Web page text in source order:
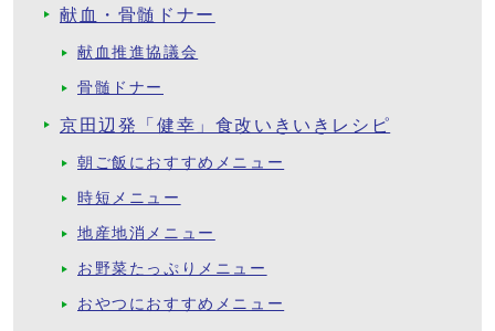
献血・骨髄ドナー
献血推進協議会
骨髄ドナー
京田辺発「健幸」食改いきいきレシピ
朝ご飯におすすめメニュー
時短メニュー
地産地消メニュー
お野菜たっぷりメニュー
おやつにおすすめメニュー